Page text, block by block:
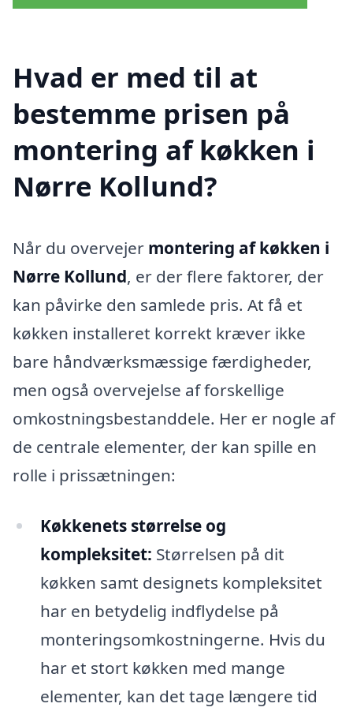
Hvad er med til at
bestemme prisen på
montering af køkken i
Nørre Kollund?
Når du overvejer montering af køkken i
Nørre Kollund, er der flere faktorer, der
kan påvirke den samlede pris. At få et
køkken installeret korrekt kræver ikke
bare håndværksmæssige færdigheder,
men også overvejelse af forskellige
omkostningsbestanddele. Her er nogle af
de centrale elementer, der kan spille en
rolle i prissætningen:
Køkkenets størrelse og
kompleksitet: Størrelsen på dit
køkken samt designets kompleksitet
har en betydelig indflydelse på
monteringsomkostningerne. Hvis du
har et stort køkken med mange
elementer, kan det tage længere tid